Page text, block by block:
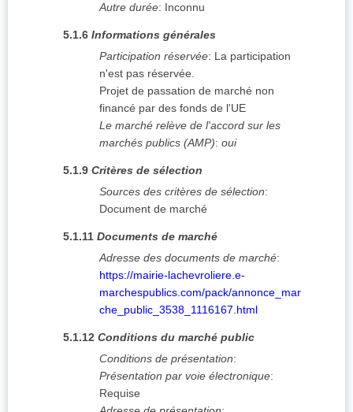
Autre durée: Inconnu
5.1.6 Informations générales
Participation réservée: La participation
n'est pas réservée.
Projet de passation de marché non
financé par des fonds de l'UE
Le marché relève de l'accord sur les
marchés publics (AMP): oui
5.1.9 Critères de sélection
Sources des critères de sélection:
Document de marché
5.1.11 Documents de marché
Adresse des documents de marché:
https://mairie-lachevroliere.e-
marchespublics.com/pack/annonce_mar
che_public_3538_1116167.html
5.1.12 Conditions du marché public
Conditions de présentation:
Présentation par voie électronique:
Requise